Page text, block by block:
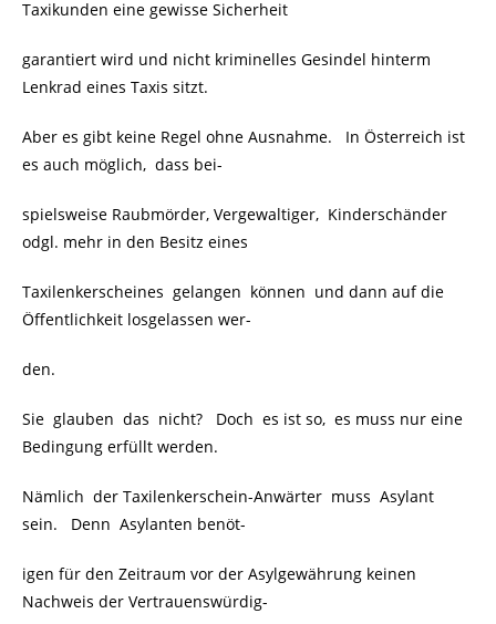
Taxikunden eine gewisse Sicherheit
garantiert wird und nicht kriminelles Gesindel hinterm
Lenkrad eines Taxis sitzt.
Aber es gibt keine Regel ohne Ausnahme. In Österreich ist
es auch möglich, dass bei-
spielsweise Raubmörder, Vergewaltiger, Kinderschänder
odgl. mehr in den Besitz eines
Taxilenkerscheines gelangen können und dann auf die
Öffentlichkeit losgelassen wer-
den.
Sie glauben das nicht? Doch es ist so, es muss nur eine
Bedingung erfüllt werden.
Nämlich der Taxilenkerschein-Anwärter muss Asylant
sein. Denn Asylanten benöt-
igen für den Zeitraum vor der Asylgewährung keinen
Nachweis der Vertrauenswürdig-